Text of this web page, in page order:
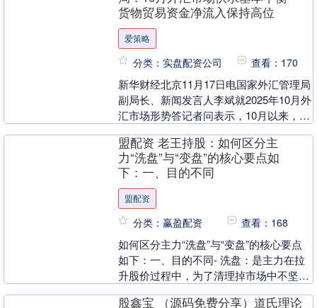
货物贸易资金净流入保持高位
爱策略
分类：实盘配资公司 查看：170
新华财经北京11月17日电国家外汇管理局
副局长、新闻发言人李斌就2025年10月外
汇市场形势答记者问表示，10月以来，国
际金融市场波动性有所上升，美元指数总
体上....
盟配资 老王持股：如何区分主
力“洗盘”与“变盘”的核心要点如
下：一、目的不同
盟配资
分类：赢盈配资 查看：168
如何区分主力“洗盘”与“变盘”的核心要点
如下：一、目的不同- 洗盘：是主力在拉
升股价过程中，为了清理掉市场中不坚定
的浮动筹码，抬高整体持仓成本，从而减
股鑫宝 （源码免费分享）道氏理论